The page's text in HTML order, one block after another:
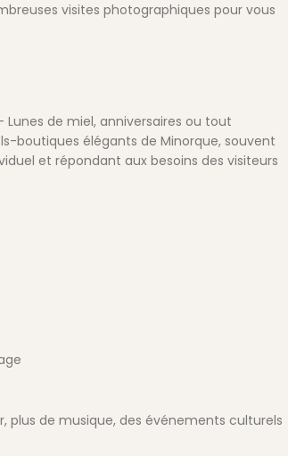
visites photographiques pour vous
de miel, anniversaires ou tout
boutiques élégants de Minorque, souvent
et répondant aux besoins des visiteurs
de musique, des événements culturels